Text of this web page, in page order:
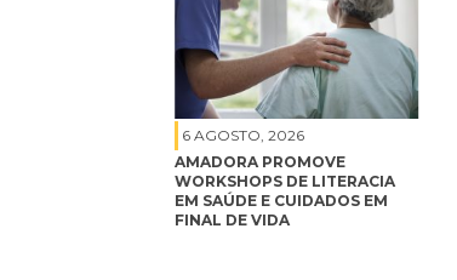
6 AGOSTO, 2026
AMADORA PROMOVE
WORKSHOPS DE LITERACIA
EM SAÚDE E CUIDADOS EM
FINAL DE VIDA